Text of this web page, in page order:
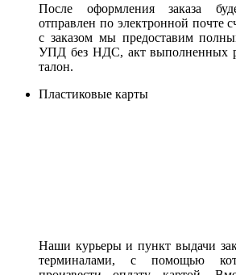
После оформления заказа
отправлен по электронной почте
с заказом мы предоставим
УПД без НДС, акт выполненных
талон.
Пластиковые карты
Наши курьеры и пункт выдачи
терминалами, с помощью